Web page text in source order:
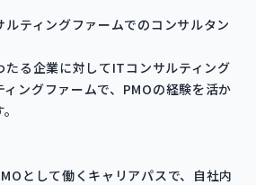
ティングファームでのコンサルタン
る企業に対してITコンサルティング
ングファームで、PMOの経験を活か
として働くキャリアパスで、自社内